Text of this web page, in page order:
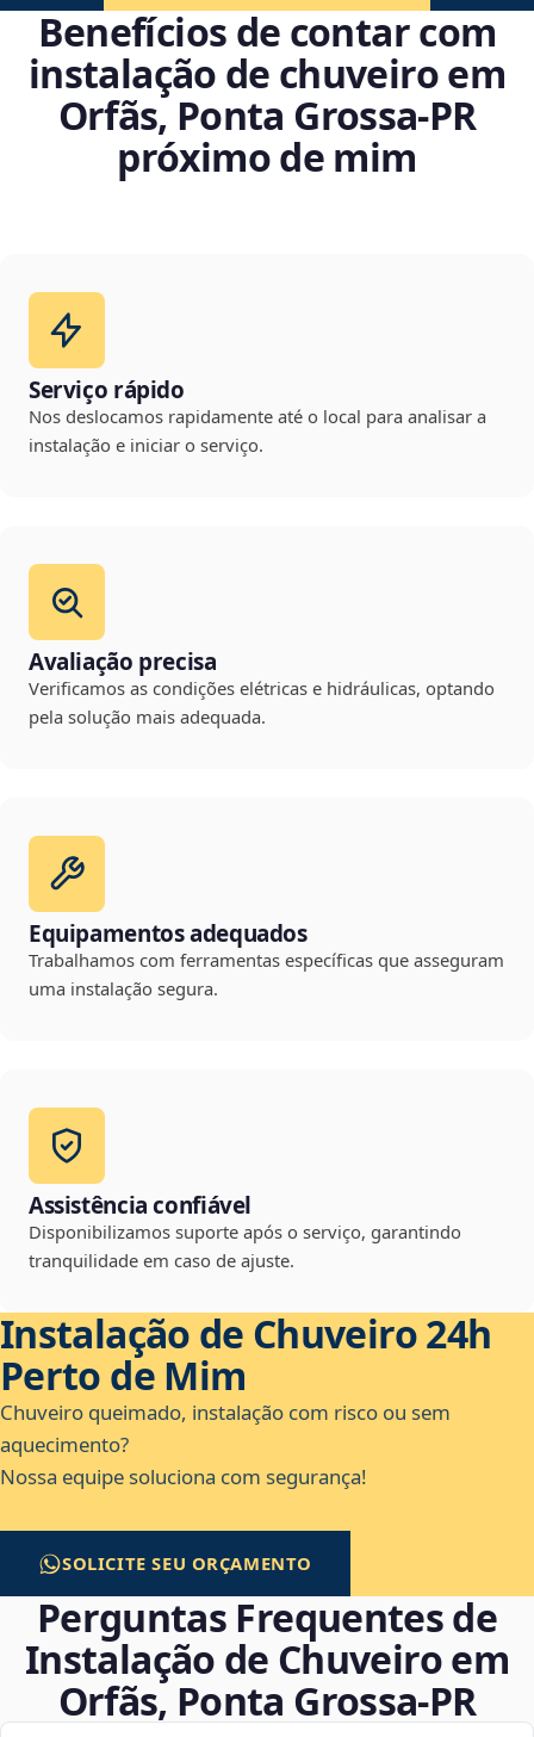
Benefícios de contar com
instalação de chuveiro em
Orfãs, Ponta Grossa‑PR
próximo de mim
Serviço rápido
Nos deslocamos rapidamente até o local para analisar a
instalação e iniciar o serviço.
Avaliação precisa
Verificamos as condições elétricas e hidráulicas, optando
pela solução mais adequada.
Equipamentos adequados
Trabalhamos com ferramentas específicas que asseguram
uma instalação segura.
Assistência confiável
Disponibilizamos suporte após o serviço, garantindo
tranquilidade em caso de ajuste.
Instalação de Chuveiro 24h
Perto de Mim
Chuveiro queimado, instalação com risco ou sem
aquecimento?
Nossa equipe soluciona com segurança!
SOLICITE SEU ORÇAMENTO
Perguntas Frequentes de
Instalação de Chuveiro em
Orfãs, Ponta Grossa‑PR